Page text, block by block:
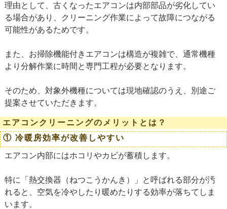
理由として、古くなったエアコンは内部部品が劣化してい
る場合があり、クリーニング作業によって故障につながる
可能性があるためです。
また、お掃除機能付きエアコンは構造が複雑で、通常機種
より分解作業に時間と専門工程が必要となります。
そのため、対象外機種については現地確認のうえ、別途ご
提案させていただきます。
エアコンクリーニングのメリットとは？
① 冷暖房効率が改善しやすい
エアコン内部にはホコリやカビが蓄積します。
特に「熱交換器（ねつこうかんき）」と呼ばれる部分が汚
れると、空気を冷やしたり暖めたりする効率が落ちてしま
います。